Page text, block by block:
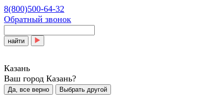
8(800)500-64-32
Обратный звонок
найти
Казань
Ваш город Казань?
Да, все верно Выбрать другой